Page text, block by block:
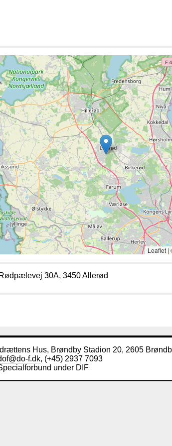
Leaflet |
30A, 3450 Allerød
Hus, Brøndby Stadion 20, 2605
f.dk, (+45) 2937 7093
under DIF